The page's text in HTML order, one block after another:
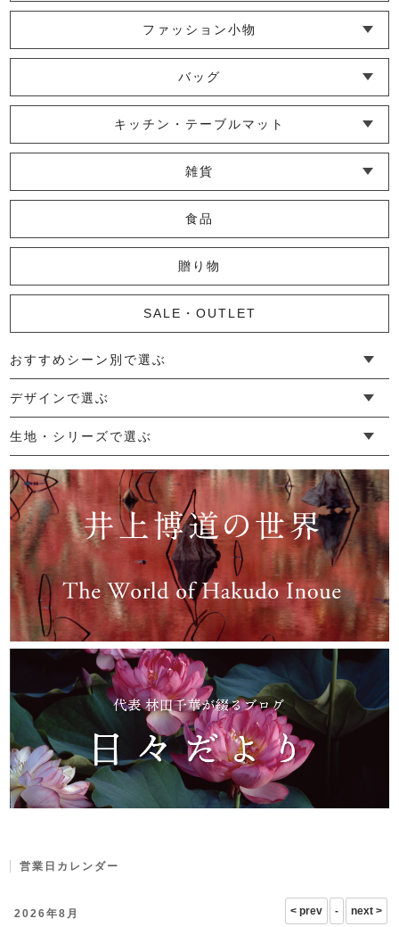
華わび裂ラナー
6,600円 (税込)
marrowノースリーブワンピース
770円 (税込)
marrowノースリーブプルオーバー
ファッション小物
└ ショール・ストール
└ マスク
└ 靴下・アームカバー
バッグ
└ ポシェット・ショルダーバッグ
└ トートバッグ
└ 巾着バッグ
キッチン・テーブルマット
└ 蚊帳のふきん
└ かっぽう着・エプロン
└ その他キッチン小物
└ コースター
└ ランチョンマット・プレースマット
└ テーブルランナー・テーブルセンター
雑貨
└ その他小物
└ タオル・ハンカチ
└ ポーチ
└ インテリア
食品
贈り物
SALE・OUTLET
おすすめシーン別で選ぶ
└ 新生活
└ 和装
└ 旅行
└ 快眠
└ お祝い
デザインで選ぶ
└ ゆったりデザイン
└ 小柄さんにおすすめデザイン
└ 袖付きデザイン
└ メンズ・ユニセックスデザイン
└ 暮らしの黒色特集
生地・シリーズで選ぶ
└ 手紬手織り麻
└ 先染め麻
└ からみ織
└ グレーズリネン
└ 綿麻帆布
└ リネンツイード
└ リネンハンプ
└ ざっくり麻
└ オーガニックの蚊帳
└ かやキノミシリーズ
└ ふちどりシリーズ
└ 花紋シリーズ
└ 小紋シリーズ
└ 華わびシリーズ
└ 波ステッチシリーズ
└ あゆみ鹿シリーズ
└ 森の鹿シリーズ
└ まほろばシリーズ
└ 刺し子渦シリーズ
└ 革の水玉シリーズ
└ 新ビオシリーズ
営業日カレンダー
2026年8月